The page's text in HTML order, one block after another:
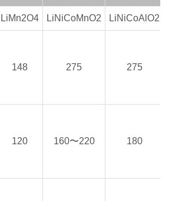
LiMn2O4 LiNiCoMnO2 LiNiCoAlO2
148 275 275
120 160〜220 180